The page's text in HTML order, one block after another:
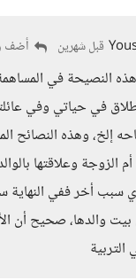
قبل شهرين أضف
النصيحة في
في حياتي وفي
إلخ، وهذه النصائح
الزوجة وعلاقتها
سبب أخر ففي
والدها، صحيح أن